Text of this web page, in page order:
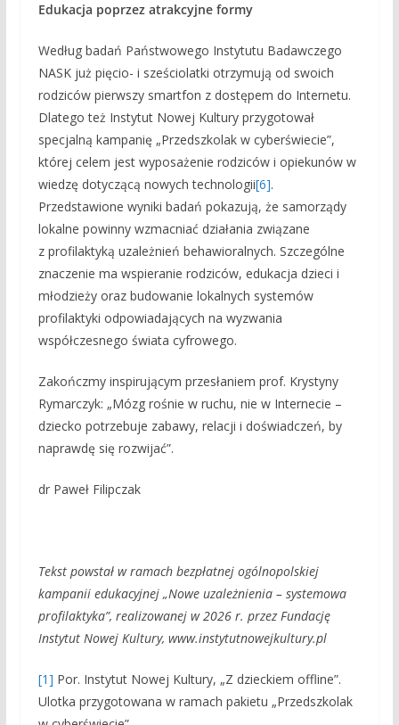
Edukacja poprzez atrakcyjne formy
Według badań Państwowego Instytutu Badawczego
NASK już pięcio- i sześciolatki otrzymują od swoich
rodziców pierwszy smartfon z dostępem do Internetu.
Dlatego też Instytut Nowej Kultury przygotował
specjalną kampanię „Przedszkolak w cyberświecie”,
której celem jest wyposażenie rodziców i opiekunów w
wiedzę dotyczącą nowych technologii[6].
Przedstawione wyniki badań pokazują, że samorządy
lokalne powinny wzmacniać działania związane
z profilaktyką uzależnień behawioralnych. Szczególne
znaczenie ma wspieranie rodziców, edukacja dzieci i
młodzieży oraz budowanie lokalnych systemów
profilaktyki odpowiadających na wyzwania
współczesnego świata cyfrowego.
Zakończmy inspirującym przesłaniem prof. Krystyny
Rymarczyk: „Mózg rośnie w ruchu, nie w Internecie –
dziecko potrzebuje zabawy, relacji i doświadczeń, by
naprawdę się rozwijać”.
dr Paweł Filipczak
Tekst powstał w ramach bezpłatnej ogólnopolskiej
kampanii edukacyjnej „Nowe uzależnienia – systemowa
profilaktyka”, realizowanej w 2026 r. przez Fundację
Instytut Nowej Kultury, www.instytutnowejkultury.pl
[1] Por. Instytut Nowej Kultury, „Z dzieckiem offline”.
Ulotka przygotowana w ramach pakietu „Przedszkolak